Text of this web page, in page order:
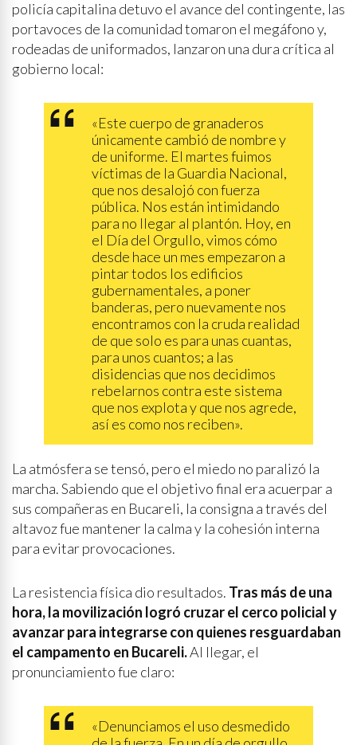
policía capitalina detuvo el avance del contingente, las
portavoces de la comunidad tomaron el megáfono y,
rodeadas de uniformados, lanzaron una dura crítica al
gobierno local:
«Este cuerpo de granaderos
únicamente cambió de nombre y
de uniforme. El martes fuimos
víctimas de la Guardia Nacional,
que nos desalojó con fuerza
pública. Nos están intimidando
para no llegar al plantón. Hoy, en
el Día del Orgullo, vimos cómo
desde hace un mes empezaron a
pintar todos los edificios
gubernamentales, a poner
banderas, pero nuevamente nos
encontramos con la cruda realidad
de que solo es para unas cuantas,
para unos cuantos; a las
disidencias que nos decidimos
rebelarnos contra este sistema
que nos explota y que nos agrede,
así es como nos reciben».
La atmósfera se tensó, pero el miedo no paralizó la
marcha. Sabiendo que el objetivo final era acuerpar a
sus compañeras en Bucareli, la consigna a través del
altavoz fue mantener la calma y la cohesión interna
para evitar provocaciones.
La resistencia física dio resultados. Tras más de una
hora, la movilización logró cruzar el cerco policial y
avanzar para integrarse con quienes resguardaban
el campamento en Bucareli.Al llegar, el
pronunciamiento fue claro:
«Denunciamos el uso desmedido